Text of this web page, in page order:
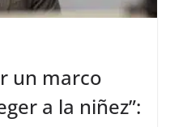
un marco
a la niñez”: